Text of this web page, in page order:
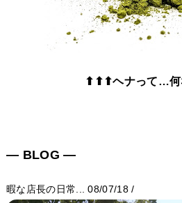
⬆⬆⬆ヘナって…何
― BLOG ―
暇な店長の日常... 08/07/18 /